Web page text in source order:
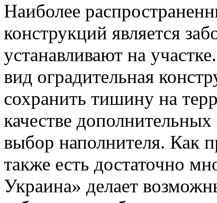
Наиболее
конструкций является
устанавливают на
вид оградительная
сохранить тишину на
качестве
выбор наполнителя. Как
также есть достаточно
Украина» делает